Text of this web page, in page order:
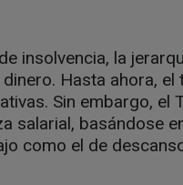
insolvencia, la
Hasta ahora,
Sin embargo, el
salarial, basándose
como el de